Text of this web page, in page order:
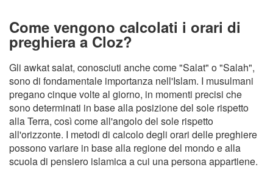
Come vengono calcolati i orari di
preghiera a Cloz?
Gli awkat salat, conosciuti anche come "Salat" o "Salah",
sono di fondamentale importanza nell'Islam. I musulmani
pregano cinque volte al giorno, in momenti precisi che
sono determinati in base alla posizione del sole rispetto
alla Terra, così come all'angolo del sole rispetto
all'orizzonte. I metodi di calcolo degli orari delle preghiere
possono variare in base alla regione del mondo e alla
scuola di pensiero islamica a cui una persona appartiene.